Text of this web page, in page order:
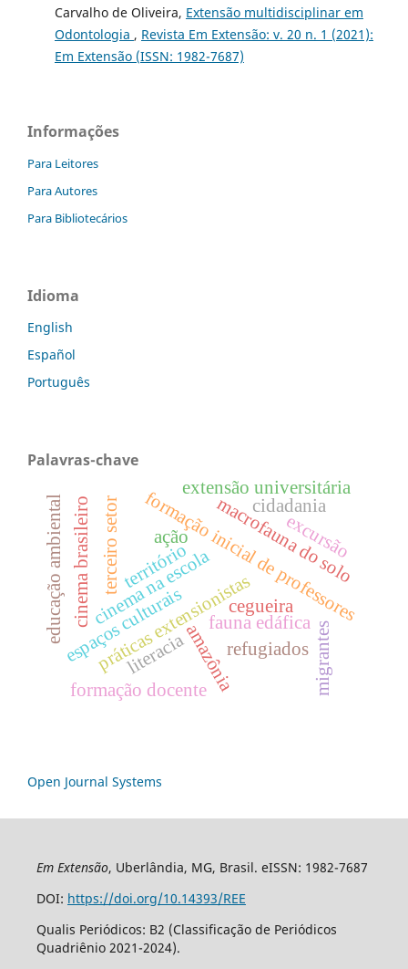
Carvalho de Oliveira, Extensão multidisciplinar em
Odontologia , Revista Em Extensão: v. 20 n. 1 (2021):
Em Extensão (ISSN: 1982-7687)
Informações
Para Leitores
Para Autores
Para Bibliotecários
Idioma
English
Español
Português
Palavras-chave
espaços culturaisformação inicial de professores
práticas extensionistas
amazônia
macrofauna do solo
fauna edáfica
educação ambiental cinema na escola
cinema brasileiro
formação docente
extensão universitária
terceiro setorterritório
refugiados migrantes
cegueira
literacia
ação
cidadania
excursão
Open Journal Systems
Em Extensão, Uberlândia, MG, Brasil. eISSN: 1982-7687
DOI: https://doi.org/10.14393/REE
Qualis Periódicos: B2 (Classificação de Periódicos
Quadriênio 2021-2024).